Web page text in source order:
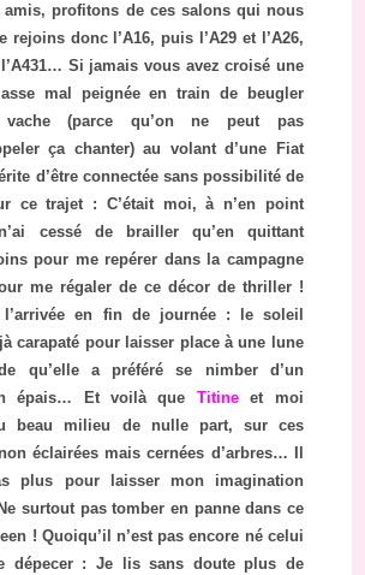
amis, profitons de ces salons qui nous
rejoins donc l’A16, puis l’A29 et l’A26,
Si jamais vous avez croisé une
mal peignée en train de beugler
(parce qu’on ne peut pas
ça chanter) au volant d’une Fiat
d’être connectée sans possibilité de
ce trajet : C’était moi, à n’en point
cessé de brailler qu’en quittant
pour me repérer dans la campagne
me régaler de ce décor de thriller !
en fin de journée : le soleil
carapaté pour laisser place à une lune
qu’elle a préféré se nimber d’un
épais… Et voilà que Titineet moi
beau milieu de nulle part, sur ces
éclairées mais cernées d’arbres… Il
plus pour laisser mon imagination
surtout pas tomber en panne dans ce
! Quoiqu’il n’est pas encore né celui
dépecer : Je lis sans doute plus de